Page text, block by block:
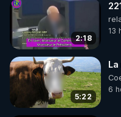
▶ 30 jours gratuit sur
de bien-être ENVOL :
Rendez-vous sur
le code : REGENERE
2:18
13
5:22
6